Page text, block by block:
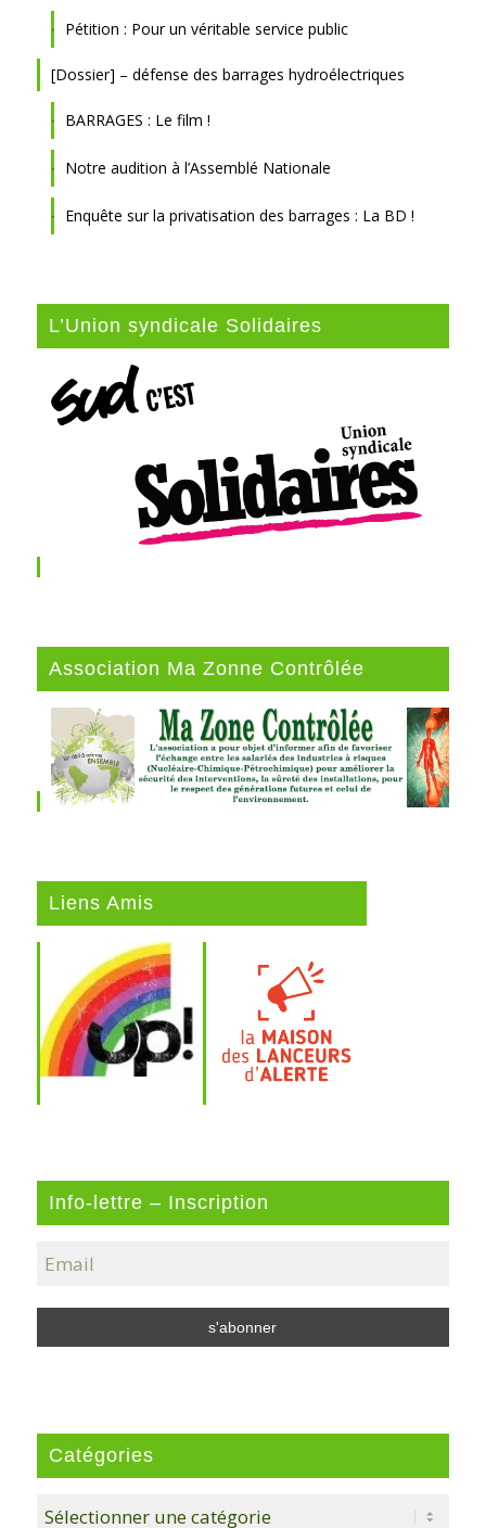
Pétition : Pour un véritable service public
[Dossier] – défense des barrages hydroélectriques
BARRAGES : Le film !
Notre audition à l’Assemblé Nationale
Enquête sur la privatisation des barrages : La BD !
L’Union syndicale Solidaires
Association Ma Zonne Contrôlée
Liens Amis
Info-lettre – Inscription
Catégories
Catégories